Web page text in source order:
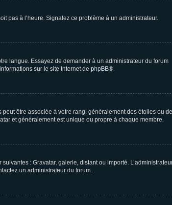
pas à l’heure. Signalez ce problème à un administrateur.
langue. Essayez de demander à un administrateur du forum
sur le site Internet de phpBB®.
peut être associée à votre rang, généralement des étoiles ou
et généralement est unique ou propre à chaque membre.
: Gravatar, galerie, distant ou importé.
un administrateur du forum.